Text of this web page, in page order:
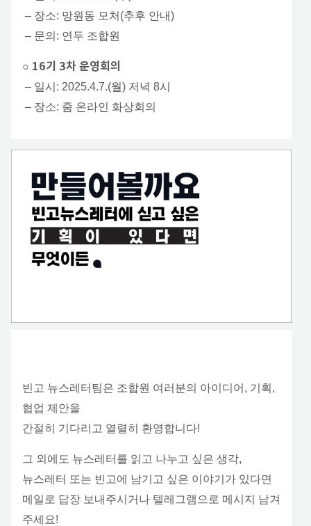
– 장소: 망원동 모처(추후 안내)
– 문의: 연두 조합원
○ 16기 3차 운영회의
– 일시: 2025.4.7.(월) 저녁 8시
– 장소: 줌 온라인 화상회의
빈고 뉴스레터팀은 조합원 여러분의 아이디어, 기획,
협업 제안을
간절히 기다리고 열렬히 환영합니다!
그 외에도 뉴스레터를 읽고 나누고 싶은 생각,
뉴스레터 또는 빈고에 남기고 싶은 이야기가 있다면
메일로 답장 보내주시거나 텔레그램으로 메시지 남겨
주세요!